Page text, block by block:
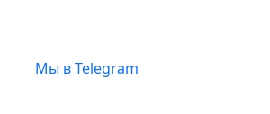
Мы в Telegram